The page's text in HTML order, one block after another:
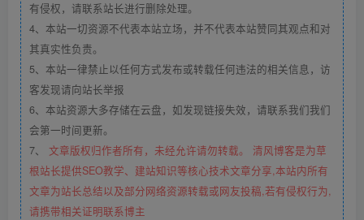
有侵权，请联系站长进行删除处理。
4、本站一切资源不代表本站立场，并不代表本站赞同其观点和对
其真实性负责。
5、本站一律禁止以任何方式发布或转载任何违法的相关信息，访
客发现请向站长举报
6、本站资源大多存储在云盘，如发现链接失效，请联系我们我们
会第一时间更新。
7、 文章版权归作者所有，未经允许请勿转载。 清风博客是为草
根站长提供SEO教学、建站知识等核心技术文章分享,本站内所有
文章为站长总结以及部分网络资源转载或网友投稿,若有侵权行为,
请携带相关证明联系博主